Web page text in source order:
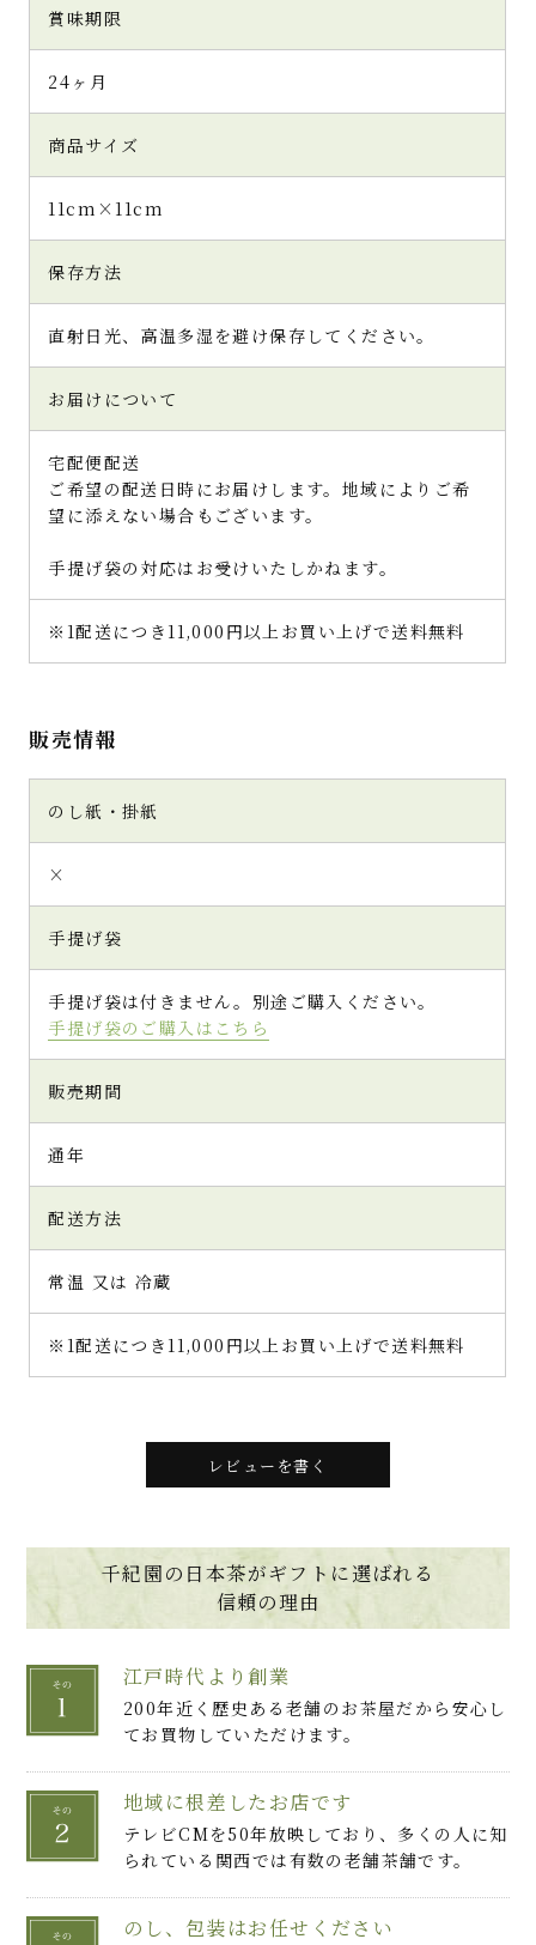
賞味期限
24ヶ月
商品サイズ
11cm×11cm
保存方法
直射日光、高温多湿を避け保存してください。
お届けについて
宅配便配送
ご希望の配送日時にお届けします。地域によりご希
望に添えない場合もございます。
手提げ袋の対応はお受けいたしかねます。
※1配送につき11,000円以上お買い上げで送料無料
販売情報
のし紙・掛紙
×
手提げ袋
手提げ袋は付きません。別途ご購入ください。
手提げ袋のご購入はこちら
販売期間
通年
配送方法
常温 又は 冷蔵
※1配送につき11,000円以上お買い上げで送料無料
レビューを書く
千紀園の日本茶がギフトに選ばれる
信頼の理由
江戸時代より創業
200年近く歴史ある老舗のお茶屋だから安心し
てお買物していただけます。
地域に根差したお店です
テレビCMを50年放映しており、多くの人に知
られている関西では有数の老舗茶舗です。
のし、包装はお任せください